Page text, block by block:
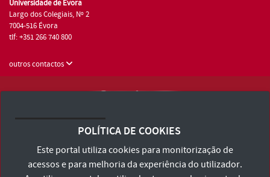
Universidade de Évora
Largo dos Colegiais, Nº 2
7004-516 Évora
tlf: +351 266 740 800
outros contactos
Consulte os Termos e Condições e Política de Privacidade
Declaração de Acessibilidade
POLÍTICA DE COOKIES
Este portal utiliza cookies para monitorização de
acessos e para melhoria da experiência do utilizador.